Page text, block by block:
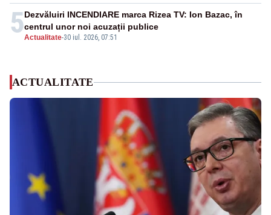
5Actualitate-30 iul. 2026, 07:51
Dezvăluiri INCENDIARE marca Rizea TV: Ion Bazac, în
centrul unor noi acuzații publice
ACTUALITATE